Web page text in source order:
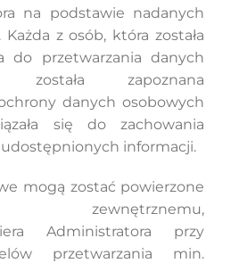
na podstawie nadanych
z osób, która została
do przetwarzania danych
została zapoznana
danych osobowych
się do zachowania
informacji.
mogą zostać powierzone
zewnętrznemu,
Administratora przy
przetwarzania min.